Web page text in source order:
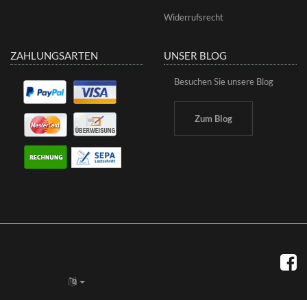
Widerrufsrecht
ZAHLUNGSARTEN UNSER BLOG
Besuchen Sie unsere Blog
Zum Blog